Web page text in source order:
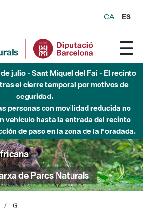
CA ES
julio - Sant Miquel del Fai - El recinto
el cierre temporal por motivos de
seguridad.
personas con movilidad reducida no
vehículo hasta la entrada del recinto
de paso en la zona de la Foradada.
de Parcs Naturals
G